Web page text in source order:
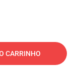
CARRINHO